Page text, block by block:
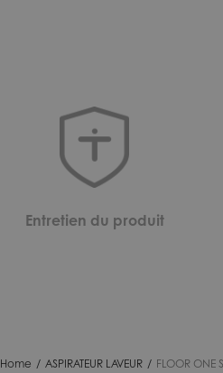
Entretien du produit
Home / ASPIRATEUR LAVEUR / FLOOR ONE